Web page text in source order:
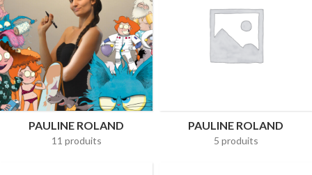
PAULINE ROLAND
11 produits
PAULINE ROLAND
5 produits